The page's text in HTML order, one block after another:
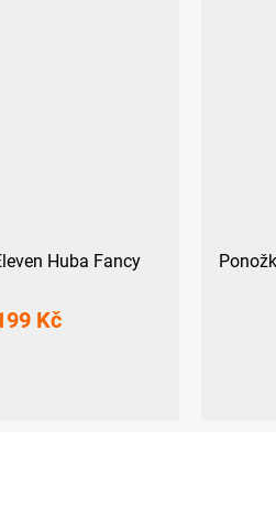
Huba Fancy
Kč